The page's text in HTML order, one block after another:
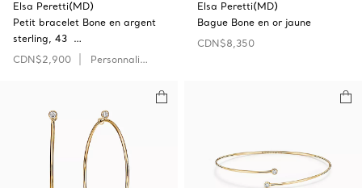
Elsa Peretti(MD)
Petit bracelet Bone en argent
sterling, 43 …
CDN$2,900
Personnaliser
Elsa Peretti(MD)
Bague Bone en or jaune
CDN$8,350